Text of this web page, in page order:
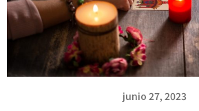
junio 27, 2023